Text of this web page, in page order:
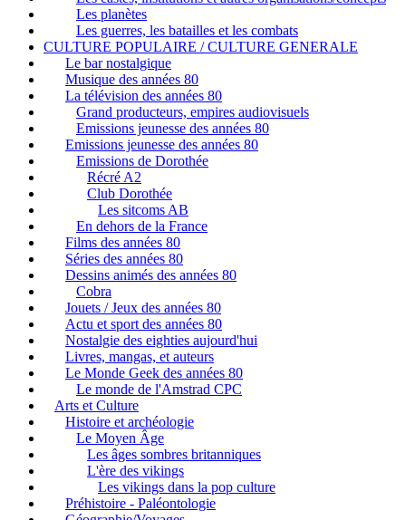
Les planètes
Les guerres, les batailles et les combats
CULTURE POPULAIRE / CULTURE GENERALE
Le bar nostalgique
Musique des années 80
La télévision des années 80
Grand producteurs, empires audiovisuels
Emissions jeunesse des années 80
Emissions jeunesse des années 80
Emissions de Dorothée
Récré A2
Club Dorothée
Les sitcoms AB
En dehors de la France
Films des années 80
Séries des années 80
Dessins animés des années 80
Cobra
Jouets / Jeux des années 80
Actu et sport des années 80
Nostalgie des eighties aujourd'hui
Livres, mangas, et auteurs
Le Monde Geek des années 80
Le monde de l'Amstrad CPC
Arts et Culture
Histoire et archéologie
Le Moyen Âge
Les âges sombres britanniques
L'ère des vikings
Les vikings dans la pop culture
Préhistoire - Paléontologie